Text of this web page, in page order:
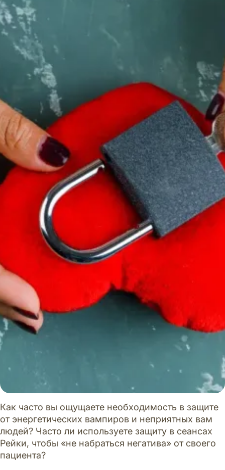
Как часто вы ощущаете необходимость в защите
от энергетических вампиров и неприятных вам
людей? Часто ли используете защиту в сеансах
Рейки, чтобы «не набраться негатива» от своего
пациента?